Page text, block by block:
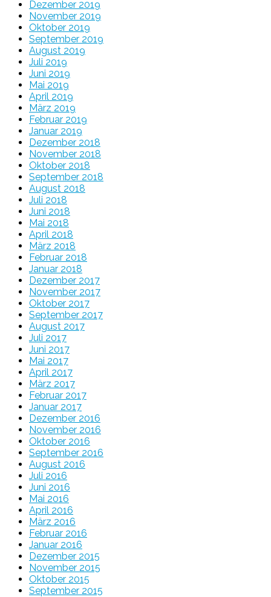
Dezember 2019
November 2019
Oktober 2019
September 2019
August 2019
Juli 2019
Juni 2019
Mai 2019
April 2019
März 2019
Februar 2019
Januar 2019
Dezember 2018
November 2018
Oktober 2018
September 2018
August 2018
Juli 2018
Juni 2018
Mai 2018
April 2018
März 2018
Februar 2018
Januar 2018
Dezember 2017
November 2017
Oktober 2017
September 2017
August 2017
Juli 2017
Juni 2017
Mai 2017
April 2017
März 2017
Februar 2017
Januar 2017
Dezember 2016
November 2016
Oktober 2016
September 2016
August 2016
Juli 2016
Juni 2016
Mai 2016
April 2016
März 2016
Februar 2016
Januar 2016
Dezember 2015
November 2015
Oktober 2015
September 2015